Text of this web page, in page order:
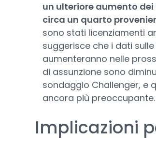
un ulteriore aumento
circa un quarto
sono stati licenziamenti
suggerisce che i dati
aumenteranno nelle
di assunzione sono
sondaggio Challenger, e
ancora più preoccupante.
Implicazioni